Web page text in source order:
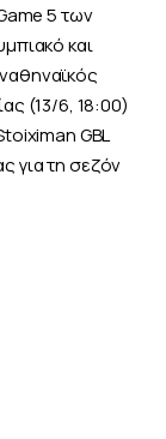
5 των
και
(13/6, 18:00)
GBL
για τη σεζόν